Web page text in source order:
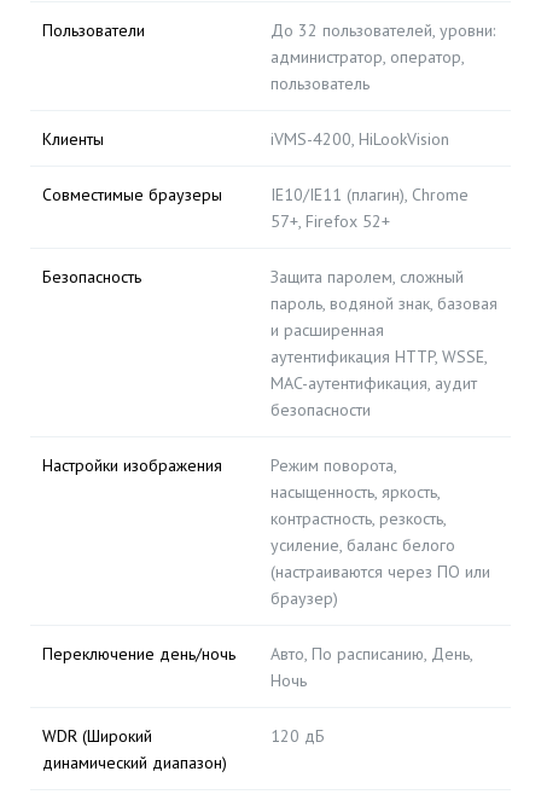
Пользователи
До 32 пользователей, уровни:
администратор, оператор,
пользователь
Клиенты iVMS-4200, HiLookVision
Совместимые браузеры
IE10/IE11 (плагин), Chrome
57+, Firefox 52+
Безопасность
Защита паролем, сложный
пароль, водяной знак, базовая
и расширенная
аутентификация HTTP, WSSE,
MAC-аутентификация, аудит
безопасности
Настройки изображения
Режим поворота,
насыщенность, яркость,
контрастность, резкость,
усиление, баланс белого
(настраиваются через ПО или
браузер)
Переключение день/ночь
Авто, По расписанию, День,
Ночь
WDR (Широкий
динамический диапазон)
120 дБ